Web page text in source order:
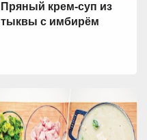
Пряный крем-суп из
тыквы с имбирём